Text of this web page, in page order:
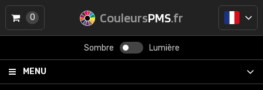
CouleursPMS.fr
Sombre Lumière
MENU
0